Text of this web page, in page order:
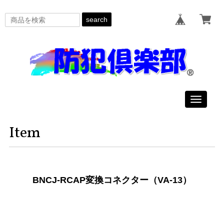
search
Toggle
Item
BNCJ-RCAP変換コネクター（VA-13）